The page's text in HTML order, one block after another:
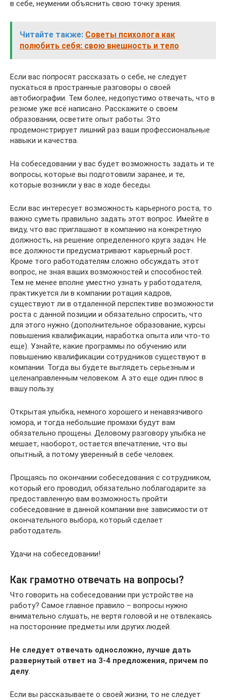
в себе, неумении объяснить свою точку зрения.
Читайте также: Советы психолога как
полюбить себя: свою внешность и тело
Если вас попросят рассказать о себе, не следует
пускаться в пространные разговоры о своей
автобиографии. Тем более, недопустимо отвечать, что в
резюме уже всё написано. Расскажите о своем
образовании, осветите опыт работы. Это
продемонстрирует лишний раз ваши профессиональные
навыки и качества.
На собеседовании у вас будет возможность задать и те
вопросы, которые вы подготовили заранее, и те,
которые возникли у вас в ходе беседы.
Если вас интересует возможность карьерного роста, то
важно суметь правильно задать этот вопрос. Имейте в
виду, что вас приглашают в компанию на конкретную
должность, на решение определенного круга задач. Не
все должности предусматривают карьерный рост.
Кроме того работодателям сложно обсуждать этот
вопрос, не зная ваших возможностей и способностей.
Тем не менее вполне уместно узнать у работодателя,
практикуется ли в компании ротация кадров,
существуют ли в отдаленной перспективе возможности
роста с данной позиции и обязательно спросить, что
для этого нужно (дополнительное образование, курсы
повышения квалификации, наработка опыта или что-то
еще). Узнайте, какие программы по обучению или
повышению квалификации сотрудников существуют в
компании. Тогда вы будете выглядеть серьезным и
целенаправленным человеком. А это еще один плюс в
вашу пользу.
Открытая улыбка, немного хорошего и ненавязчивого
юмора, и тогда небольшие промахи будут вам
обязательно прощены. Деловому разговору улыбка не
мешает, наоборот, остается впечатление, что вы
опытный, а потому уверенный в себе человек.
Прощаясь по окончании собеседования с сотрудником,
который его проводил, обязательно поблагодарите за
предоставленную вам возможность пройти
собеседование в данной компании вне зависимости от
окончательного выбора, который сделает
работодатель.
Удачи на собеседовании!
Как грамотно отвечать на вопросы?
Что говорить на собеседовании при устройстве на
работу? Самое главное правило – вопросы нужно
внимательно слушать, не вертя головой и не отвлекаясь
на посторонние предметы или других людей.
Не следует отвечать односложно, лучше дать
развернутый ответ на 3-4 предложения, причем по
делу.
Если вы рассказываете о своей жизни, то не следует